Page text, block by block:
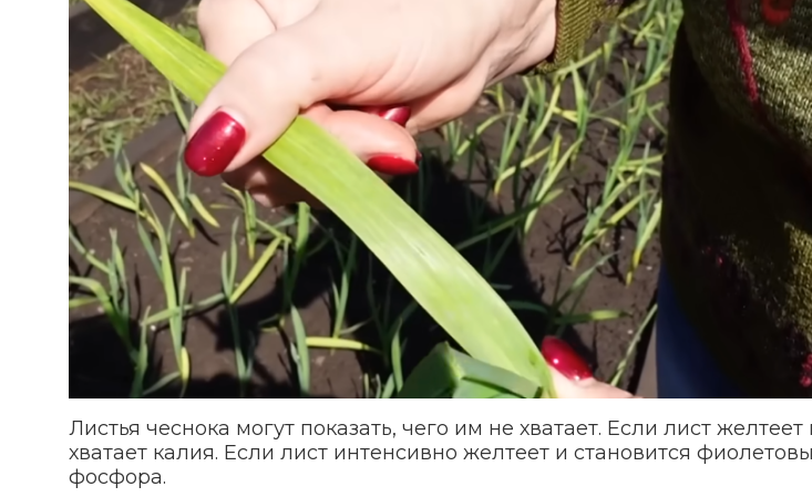
Листья чеснока могут показать, чего им не хватает. Если лист
хватает калия. Если лист интенсивно желтеет и становится
фосфора.